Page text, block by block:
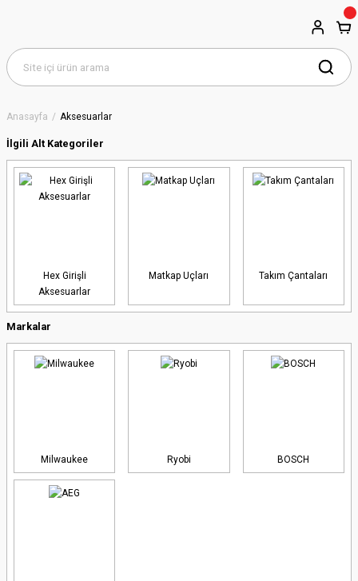
Anasayfa Aksesuarlar
İlgili Alt Kategoriler
Hex Girişli
Aksesuarlar
Matkap Uçları Takım Çantaları
Markalar
Milwaukee Ryobi BOSCH